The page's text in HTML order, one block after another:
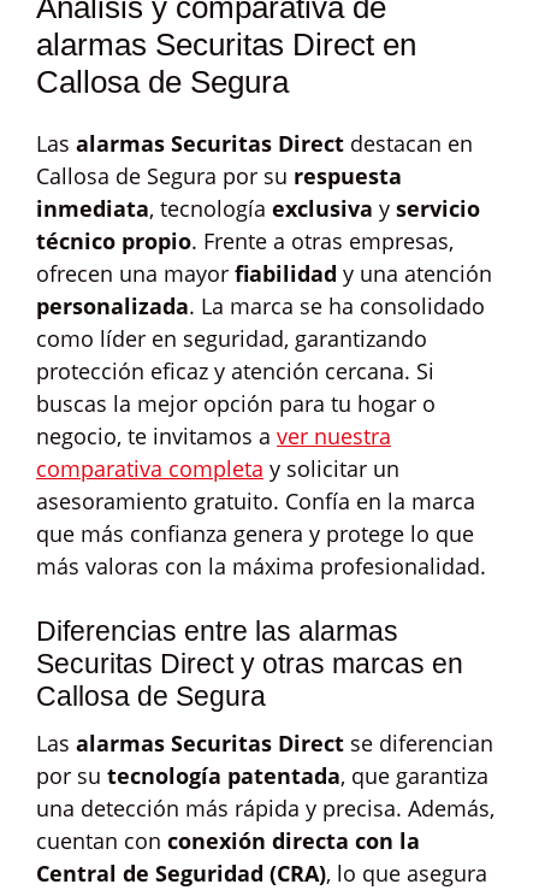
Análisis y comparativa de
alarmas Securitas Direct en
Callosa de Segura
Las alarmas Securitas Direct destacan en
Callosa de Segura por su respuesta
inmediata, tecnología exclusiva y servicio
técnico propio. Frente a otras empresas,
ofrecen una mayor fiabilidad y una atención
personalizada. La marca se ha consolidado
como líder en seguridad, garantizando
protección eficaz y atención cercana. Si
buscas la mejor opción para tu hogar o
negocio, te invitamos a ver nuestra
comparativa completa y solicitar un
asesoramiento gratuito. Confía en la marca
que más confianza genera y protege lo que
más valoras con la máxima profesionalidad.
Diferencias entre las alarmas
Securitas Direct y otras marcas en
Callosa de Segura
Las alarmas Securitas Direct se diferencian
por su tecnología patentada, que garantiza
una detección más rápida y precisa. Además,
cuentan con conexión directa con la
Central de Seguridad (CRA), lo que asegura